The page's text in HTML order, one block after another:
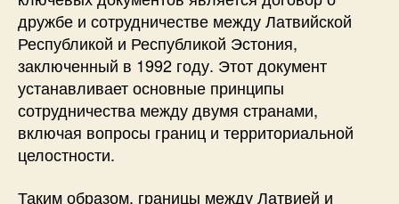
дружбе и сотрудничестве между Латвийской
Республикой и Республикой Эстония,
заключенный в 1992 году. Этот документ
устанавливает основные принципы
сотрудничества между двумя странами,
включая вопросы границ и территориальной
целостности.
Таким образом, границы между Латвией и